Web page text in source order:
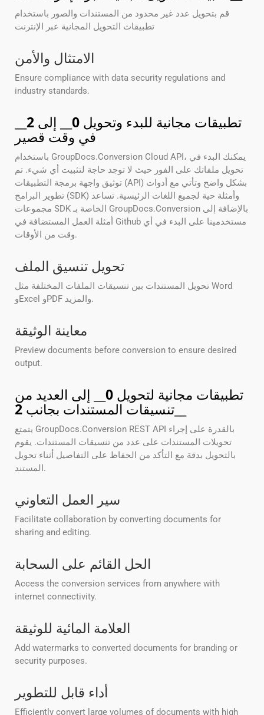
قم بتحويل عدد غير محدود من المستندات والصور باستخدام
تطبيقات التحويل المجانية عبر الإنترنت
الامتثال والأمن
Ensure compliance with data security regulations and
industry standards.
تطبيقات مجانية للبدء وتحويل 0 __ إلى 2
في وقت قصير
باستخدام GroupDocs.Conversion Cloud API، يمكنك البدء في
تحويل ملفاتك على الفور حيث لا توجد حاجة لتثبيت أي شيء. تم
توثيق واجهة برمجة التطبيقات (API) بشكل واضح وتأتي مع أدوات
تطوير البرامج (SDK) وأمثلة حية لجميع اللغات الرئيسية. تساعد
مجموعات SDK الخاصة بـ GroupDocs.Conversion بالإضافة إلى
أمثلة العمل المستضافة في Github مستخدمينا على البدء في أي
وقت من الأوقات.
تحويل تنسيق الملف
تحويل المستندات بين تنسيقات الملفات المختلفة مثل Word
وExcel وPDF والمزيد.
معاينة الوثيقة
Preview documents before conversion to ensure desired
output.
تطبيقات مجانية لتحويل 0 __ إلى العديد من
تنسيقات المستندات بجانب 2
يتمتع GroupDocs.Conversion REST API بالقدرة على إجراء
تحويلات المستندات على عدد من تنسيقات المستندات. يقوم
بالتحويل بدقة مع التأكد من الحفاظ على التفاصيل أثناء تحويل
المستند.
سير العمل التعاوني
Facilitate collaboration by converting documents for
sharing and editing.
الحل القائم على السحابة
Access the conversion services from anywhere with
internet connectivity.
العلامة المائية للوثيقة
Add watermarks to converted documents for branding or
security purposes.
أداء قابل للتطوير
Efficiently convert large volumes of documents with high